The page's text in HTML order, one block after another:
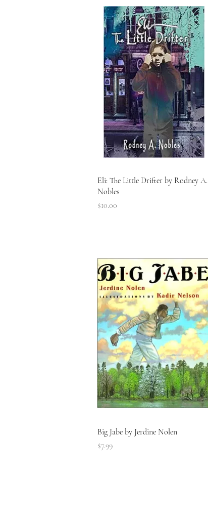
त्वरित दृश्य
Eli: The Little Drifter by Rodney A.
Nobles
मूल्य
$10.00
त्वरित दृश्य
Big Jabe by Jerdine Nolen
मूल्य
$7.99